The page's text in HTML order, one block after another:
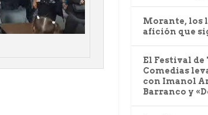
Morante, los
afición que
El Festival de
Comedias
con Imanol
Barranco y